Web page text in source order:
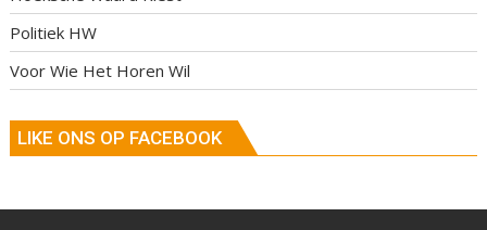
Politiek HW
Voor Wie Het Horen Wil
LIKE ONS OP FACEBOOK